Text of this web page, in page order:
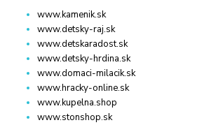
www.kamenik.sk
www.detsky-raj.sk
www.detskaradost.sk
www.detsky-hrdina.sk
www.domaci-milacik.sk
www.hracky-online.sk
www.kupelna.shop
www.stonshop.sk